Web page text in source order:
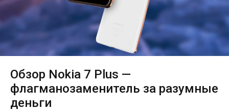
Обзор Nokia 7 Plus —
флагманозаменитель за разумные
деньги